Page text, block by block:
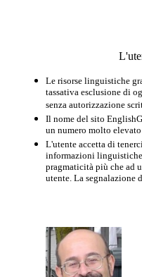
Le risorse linguistiche
tassativa esclusione di
senza autorizzazione
Il nome del sito
un numero molto
L'utente accetta di
informazioni
pragmaticità più che ad
utente. La segnalazione